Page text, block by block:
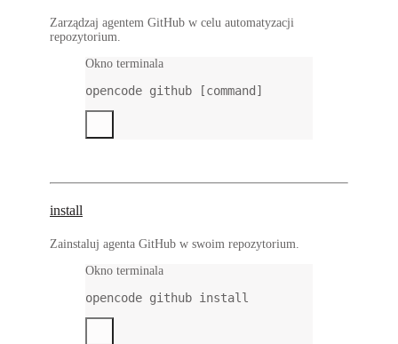
Zarządzaj agentem GitHub w celu automatyzacji
repozytorium.
Okno terminala
opencode github [command]
install
Zainstaluj agenta GitHub w swoim repozytorium.
Okno terminala
opencode github install